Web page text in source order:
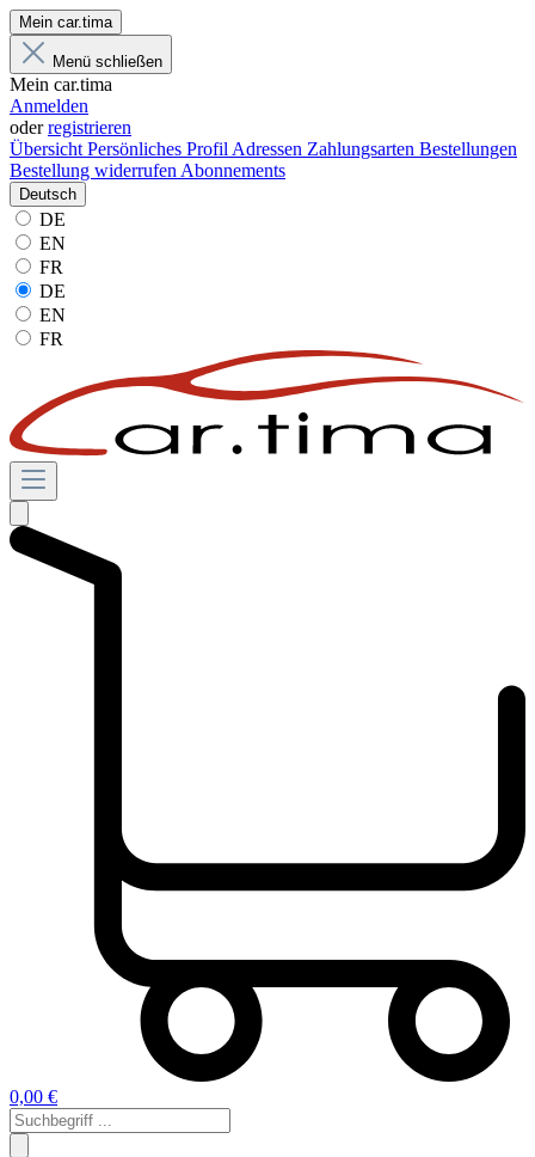
Mein car.tima
Menü schließen
Mein car.tima
Anmelden
oderregistrieren
Übersicht Persönliches Profil Adressen Zahlungsarten Bestellungen
Bestellung widerrufen Abonnements
Deutsch
DE
EN
FR
DE
EN
FR
0,00 €